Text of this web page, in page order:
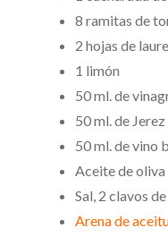
8 ramitas de
2 hojas de
1 limón
50 ml. de
50 ml. de Jerez
50 ml. de vino
Aceite de oliva
Sal, 2 clavos
Arena de